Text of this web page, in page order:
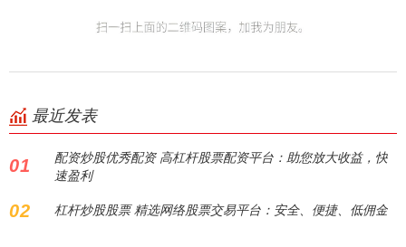
最近发表
01
配资炒股优秀配资 高杠杆股票配资平台：助您放大收益，快
速盈利
02 杠杆炒股股票 精选网络股票交易平台：安全、便捷、低佣金